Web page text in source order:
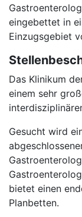
eingebettet in
Einzugsgebiet
Das Klinikum
einem sehr
Gesucht wird
bietet einen
Planbetten.